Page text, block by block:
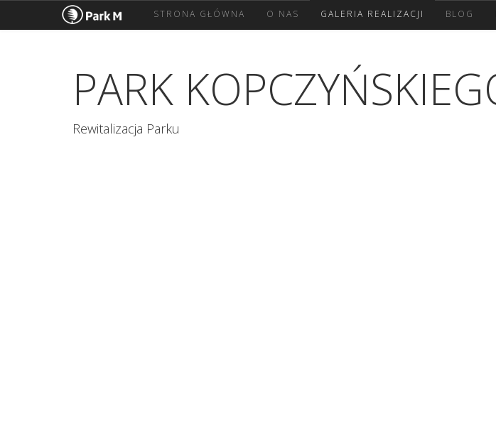
STRONA GŁÓWNA O NAS GALERIA REALIZACJI BLOG
PARK
Rewitalizacja Parku